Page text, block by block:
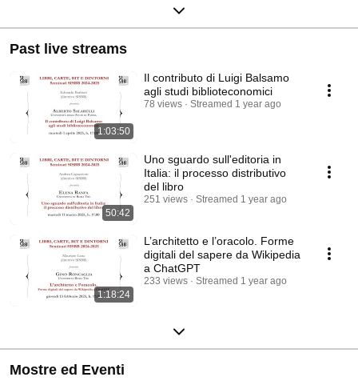
Past live streams
1:03:50
Il contributo di Luigi Balsamo
agli studi biblioteconomici
78 views Streamed 1 year ago
50:42
Uno sguardo sull'editoria in
Italia: il processo distributivo
del libro
251 views Streamed 1 year ago
1:18:24
L’architetto e l’oracolo. Forme
digitali del sapere da Wikipedia
a ChatGPT
233 views Streamed 1 year ago
Mostre ed Eventi